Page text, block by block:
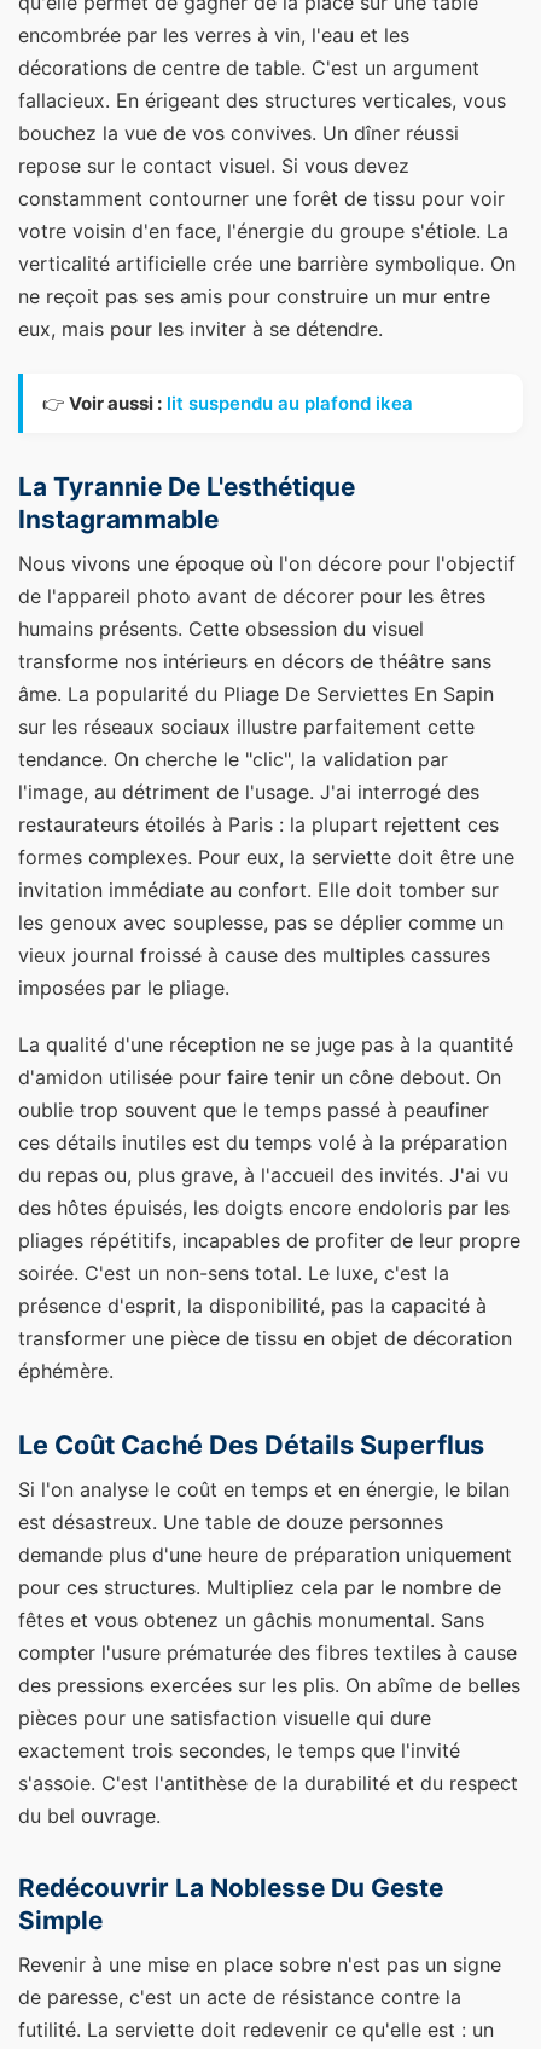
encombrée par les verres à vin, l'eau et les
décorations de centre de table. C'est un argument
fallacieux. En érigeant des structures verticales, vous
bouchez la vue de vos convives. Un dîner réussi
repose sur le contact visuel. Si vous devez
constamment contourner une forêt de tissu pour voir
votre voisin d'en face, l'énergie du groupe s'étiole. La
verticalité artificielle crée une barrière symbolique. On
ne reçoit pas ses amis pour construire un mur entre
eux, mais pour les inviter à se détendre.
👉 Voir aussi : lit suspendu au plafond ikea
La Tyrannie De L'esthétique
Instagrammable
Nous vivons une époque où l'on décore pour l'objectif
de l'appareil photo avant de décorer pour les êtres
humains présents. Cette obsession du visuel
transforme nos intérieurs en décors de théâtre sans
âme. La popularité du Pliage De Serviettes En Sapin
sur les réseaux sociaux illustre parfaitement cette
tendance. On cherche le "clic", la validation par
l'image, au détriment de l'usage. J'ai interrogé des
restaurateurs étoilés à Paris : la plupart rejettent ces
formes complexes. Pour eux, la serviette doit être une
invitation immédiate au confort. Elle doit tomber sur
les genoux avec souplesse, pas se déplier comme un
vieux journal froissé à cause des multiples cassures
imposées par le pliage.
La qualité d'une réception ne se juge pas à la quantité
d'amidon utilisée pour faire tenir un cône debout. On
oublie trop souvent que le temps passé à peaufiner
ces détails inutiles est du temps volé à la préparation
du repas ou, plus grave, à l'accueil des invités. J'ai vu
des hôtes épuisés, les doigts encore endoloris par les
pliages répétitifs, incapables de profiter de leur propre
soirée. C'est un non-sens total. Le luxe, c'est la
présence d'esprit, la disponibilité, pas la capacité à
transformer une pièce de tissu en objet de décoration
éphémère.
Le Coût Caché Des Détails Superflus
Si l'on analyse le coût en temps et en énergie, le bilan
est désastreux. Une table de douze personnes
demande plus d'une heure de préparation uniquement
pour ces structures. Multipliez cela par le nombre de
fêtes et vous obtenez un gâchis monumental. Sans
compter l'usure prématurée des fibres textiles à cause
des pressions exercées sur les plis. On abîme de belles
pièces pour une satisfaction visuelle qui dure
exactement trois secondes, le temps que l'invité
s'assoie. C'est l'antithèse de la durabilité et du respect
du bel ouvrage.
Redécouvrir La Noblesse Du Geste
Simple
Revenir à une mise en place sobre n'est pas un signe
de paresse, c'est un acte de résistance contre la
futilité. La serviette doit redevenir ce qu'elle est : un